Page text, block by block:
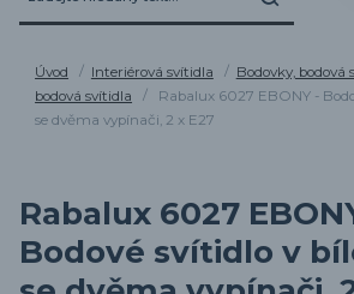
Úvod Interiérová svítidla Bodovky, bodová
bodová svítidla
Rabalux 6027 EBONY -
se dvěma vypínači, 2 x E27
Rabalux 6027
Bodové svítidlo v